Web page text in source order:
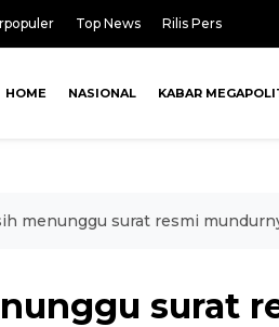
Top News Rilis Pers
HOME NASIONAL KABAR
menunggu surat resmi
surat